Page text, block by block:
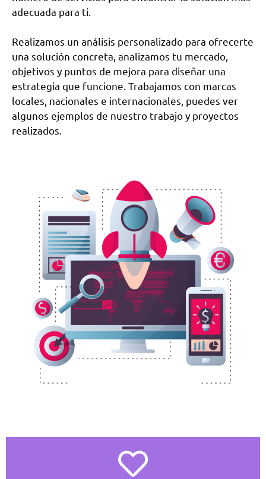
adecuada para ti.
Realizamos un análisis personalizado para ofrecerte
una solución concreta, analizamos tu mercado,
objetivos y puntos de mejora para diseñar una
estrategia que funcione. Trabajamos con marcas
locales, nacionales e internacionales, puedes ver
algunos ejemplos de nuestro trabajo y proyectos
realizados.